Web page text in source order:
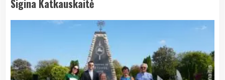
Sigina Katkauskaitė